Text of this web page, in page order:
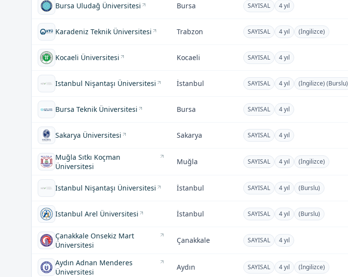
Bursa Uludağ Üniversitesi Bursa SAYISAL 4 yıl
Karadeniz Teknik Üniversitesi Trabzon SAYISAL 4 yıl (İngilizce)
Kocaeli Üniversitesi Kocaeli SAYISAL 4 yıl
Istanbul Nişantaşı Üniversitesi İstanbul SAYISAL 4 yıl (İngilizce) (Burslu)
Bursa Teknik Üniversitesi Bursa SAYISAL 4 yıl
Sakarya Üniversitesi Sakarya SAYISAL 4 yıl
Muğla Sıtkı Koçman
Üniversitesi
Muğla SAYISAL 4 yıl (İngilizce)
Istanbul Nişantaşı Üniversitesi İstanbul SAYISAL 4 yıl (Burslu)
Istanbul Arel Üniversitesi İstanbul SAYISAL 4 yıl (Burslu)
Çanakkale Onsekiz Mart
Üniversitesi
Çanakkale SAYISAL 4 yıl
Aydın Adnan Menderes
Üniversitesi
Aydın SAYISAL 4 yıl (İngilizce)